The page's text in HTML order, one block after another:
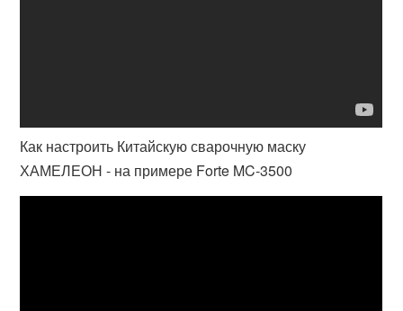
Как настроить Китайскую сварочную маску
ХАМЕЛЕОН - на примере Forte MC-3500